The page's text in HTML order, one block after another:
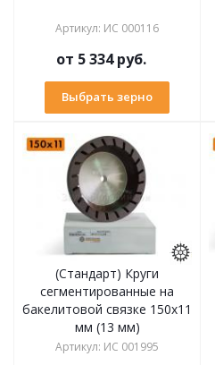
Артикул: ИС 000116
от 5 334 руб.
Выбрать зерно
(Стандарт) Круги
сегментированные на
бакелитовой связке 150х11
мм (13 мм)
Артикул: ИС 001995